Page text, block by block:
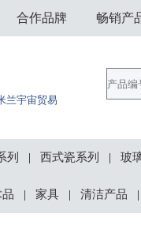
合作品牌 畅销产
兰宇宙贸易
列 西式瓷系列 玻
家具 清洁产品